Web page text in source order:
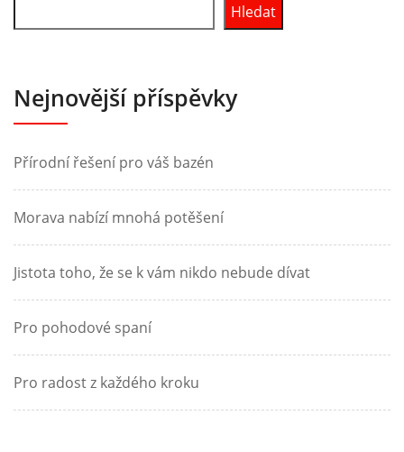
Hledat
Nejnovější příspěvky
Přírodní řešení pro váš bazén
Morava nabízí mnohá potěšení
Jistota toho, že se k vám nikdo nebude dívat
Pro pohodové spaní
Pro radost z každého kroku